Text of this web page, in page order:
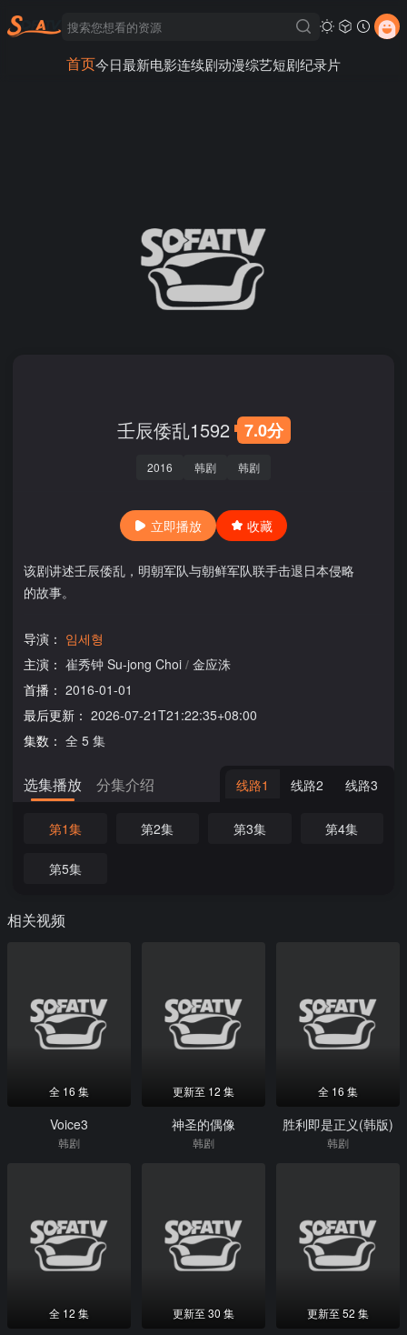
首页今日最新电影连续剧动漫综艺短剧纪录片
壬辰倭乱1592 7.0分
2016 韩剧 韩剧
立即播放 收藏
该剧讲述壬辰倭乱，明朝军队与朝鲜军队联手击退日本侵略
的故事。
导演： 임세형
主演： 崔秀钟 Su-jong Choi / 金应洙
首播： 2016-01-01
最后更新： 2026-07-21T21:22:35+08:00
集数： 全 5 集
选集播放 分集介绍 线路1 线路2 线路3
第1集 第2集 第3集 第4集
第5集
相关视频
全 16 集
Voice3
韩剧
更新至 12 集
神圣的偶像
韩剧
全 16 集
胜利即是正义(韩版)
韩剧
全 12 集 更新至 30 集 更新至 52 集